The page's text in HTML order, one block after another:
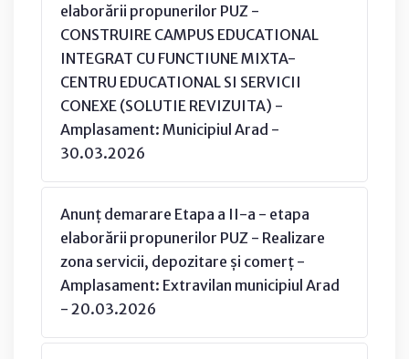
elaborării propunerilor PUZ -
CONSTRUIRE CAMPUS EDUCATIONAL
INTEGRAT CU FUNCTIUNE MIXTA-
CENTRU EDUCATIONAL SI SERVICII
CONEXE (SOLUTIE REVIZUITA) -
Amplasament: Municipiul Arad -
30.03.2026
Anunț demarare Etapa a II-a - etapa
elaborării propunerilor PUZ - Realizare
zona servicii, depozitare și comerț -
Amplasament: Extravilan municipiul Arad
- 20.03.2026